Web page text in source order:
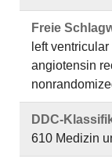
Freie
left
angiotensin
DDC-
610 Medizin